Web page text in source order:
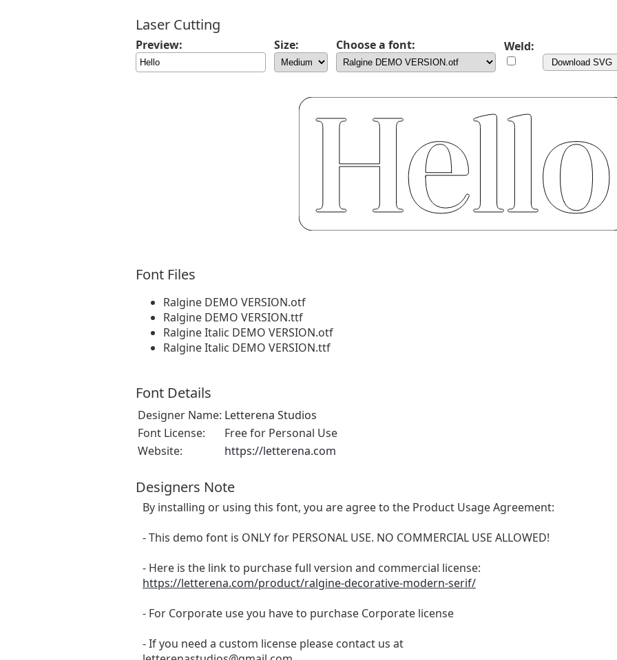
Laser Cutting
Preview: Size: Choose a font: Weld:
Download SVG
Font Files
Ralgine DEMO VERSION.otf
Ralgine DEMO VERSION.ttf
Ralgine Italic DEMO VERSION.otf
Ralgine Italic DEMO VERSION.ttf
Font Details
Designer Name: Letterena Studios
Font License:
Free for Personal Use
Website:
https://letterena.com
Designers Note
By installing or using this font, you are agree to the Product Usage Agreement:
- This demo font is ONLY for PERSONAL USE. NO COMMERCIAL USE ALLOWED!
- Here is the link to purchase full version and commercial license:
https://letterena.com/product/ralgine-decorative-modern-serif/
- For Corporate use you have to purchase Corporate license
- If you need a custom license please contact us at